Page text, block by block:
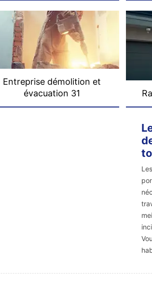
Entreprise démolition et
évacuation 31